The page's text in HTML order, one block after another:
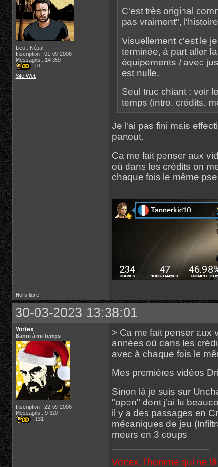
Lieu : Népal
Inscription : 01-09-2006
Messages : 14 359
: 81
Site Web
C'est très original
pas vraiment",
Visuellement c'est le
terminée, à part aller
équipements / avec
est nulle.
Seul truc chiant : voir
temps (intro, crédits,
Je l'ai pas fini mais
partout.
Ca me fait penser aux
où dans les crédits on
chaque fois le même
Hors ligne
30-03-2023 13:38:01
Vortex
Banni à mi-temps
Inscription : 22-09-2006
Messages : 9 320
: 131
> Ca me fait penser aux
années où dans les
avec à chaque fois le
Mes premières vidéos
Sinon là je suis sur
"open" dont j'ai lu
il y a des passages en
mécaniques de jeu
meurs en 3 coups
Vortex, l'homme qui ne